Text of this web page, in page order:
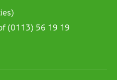
(0113) 56 19 19